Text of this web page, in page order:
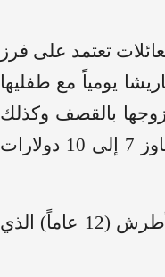
تعتمد على فرز
يومياً مع طفليها
زوجها بالقصف وكذلك
يفعل المصاب محمد هلال الذي يجمع البلاستيك مع طفليه بعائد أسبوعي لا يتجاوز 7 إلى 10 دولارات
ويبرز الأطفال كالفئة الأكثر تضرراً وحضوراً في هذا العمل مثل الطفل وسام الأطرش (12 عاماً) الذي